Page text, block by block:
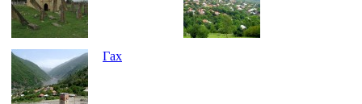
Гах